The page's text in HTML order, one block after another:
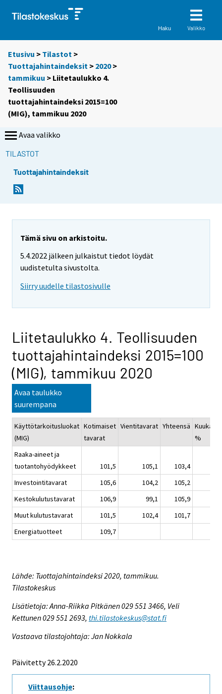
Haku Valikko
Etusivu > Tilastot >
Tuottajahintaindeksit > 2020>
tammikuu > Liitetaulukko 4.
Teollisuuden
tuottajahintaindeksi 2015=100
(MIG), tammikuu 2020
Avaa valikko
TILASTOT
Tuottajahintaindeksit
Tämä sivu on arkistoitu.
5.4.2022 jälkeen julkaistut tiedot löydät
uudistetulta sivustolta.
Siirry uudelle tilastosivulle
Liitetaulukko 4. Teollisuuden
tuottajahintaindeksi 2015=100
(MIG), tammikuu 2020
Avaa taulukko
suurempana
Käyttötarkoitusluokat
(MIG)
Kotimaiset
tavarat
Vientitavarat Yhteensä
%
Raaka-aineet ja
tuotantohyödykkeet
101,5 105,1
103,4
Investointitavarat
105,6 104,2
105,2
Kestokulutustavarat
106,9 99,1
105,9
Muut kulutustavarat
101,5 102,4
101,7
Energiatuotteet
109,7
Lähde: Tuottajahintaindeksi 2020, tammikuu.
Tilastokeskus
Lisätietoja: Anna-Riikka Pitkänen 029 551 3466, Veli
Kettunen 029 551 2693, thi.tilastokeskus@stat.fi
Vastaava tilastojohtaja: Jan Nokkala
Päivitetty 26.2.2020
Viittausohje: